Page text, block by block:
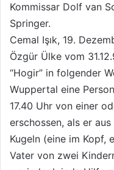
Kommissar Dolf van
Springer.
Cemal Işık, 19.
Özgür Ülke vom
“Hogir” in folgender
Wuppertal eine
17.40 Uhr von einer
erschossen, als er
Kugeln (eine im Kopf,
Vater von zwei